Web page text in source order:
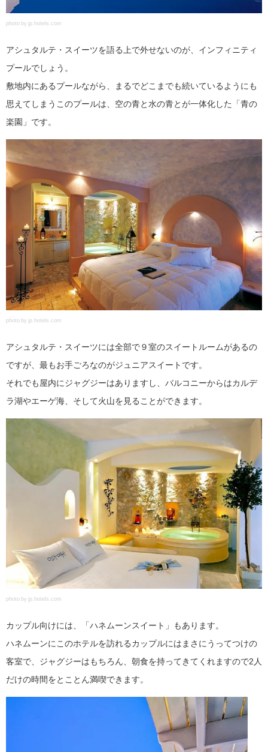
photo by jp.hotels.com
アシュタルテ・スイーツを語る上で外せないのが、インフィニティ
プールでしょう。
敷地内にあるプールながら、まるでどこまでも続いているようにも
思えてしまうこのプールは、空の青と水の青とが一体化した「青の
楽園」です。
photo by jp.hotels.com
アシュタルテ・スイーツには全部で９室のスイートルームがあるの
ですが、最もお手ごろなのがジュニアスイートです。
それでも屋内にジャグジーはありますし、バルコニーからはカルデ
ラ湖やエーゲ海、そして火山を見ることができます。
photo by jp.hotels.com
カップル向けには、「ハネムーンスイート」もあります。
ハネムーンにこのホテルを訪れるカップルにはまさにうってつけの
客室で、ジャグジーはもちろん、朝食を持ってきてくれますので2人
だけの時間をとことん満喫できます。